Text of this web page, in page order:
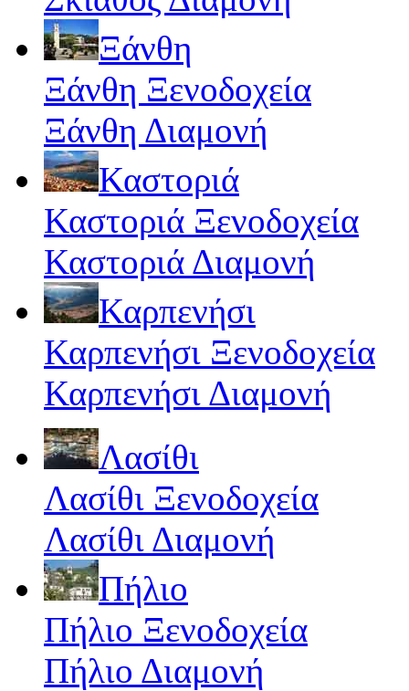
Ξάνθη
Ξάνθη Ξενοδοχεία
Ξάνθη Διαμονή
Καστοριά
Καστοριά Ξενοδοχεία
Καστοριά Διαμονή
Καρπενήσι
Καρπενήσι Ξενοδοχεία
Καρπενήσι Διαμονή
Λασίθι
Λασίθι Ξενοδοχεία
Λασίθι Διαμονή
Πήλιο
Πήλιο Ξενοδοχεία
Πήλιο Διαμονή